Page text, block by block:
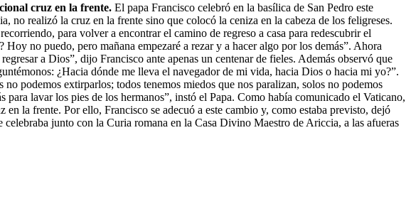
cruz en la frente. El papa Francisco celebró en la basílica de San Pedro este
no realizó la cruz en la frente sino que colocó la ceniza en la cabeza de los feligreses.
para volver a encontrar el camino de regreso a casa para redescubrir el
no puedo, pero mañana empezaré a rezar y a hacer algo por los demás”. Ahora
a Dios”, dijo Francisco ante apenas un centenar de fieles. Además observó que
¿Hacia dónde me lleva el navegador de mi vida, hacia Dios o hacia mi yo?”.
podemos extirparlos; todos tenemos miedos que nos paralizan, solos no podemos
lavar los pies de los hermanos”, instó el Papa. Como había comunicado el Vaticano,
la frente. Por ello, Francisco se adecuó a este cambio y, como estaba previsto, dejó
junto con la Curia romana en la Casa Divino Maestro de Ariccia, a las afueras